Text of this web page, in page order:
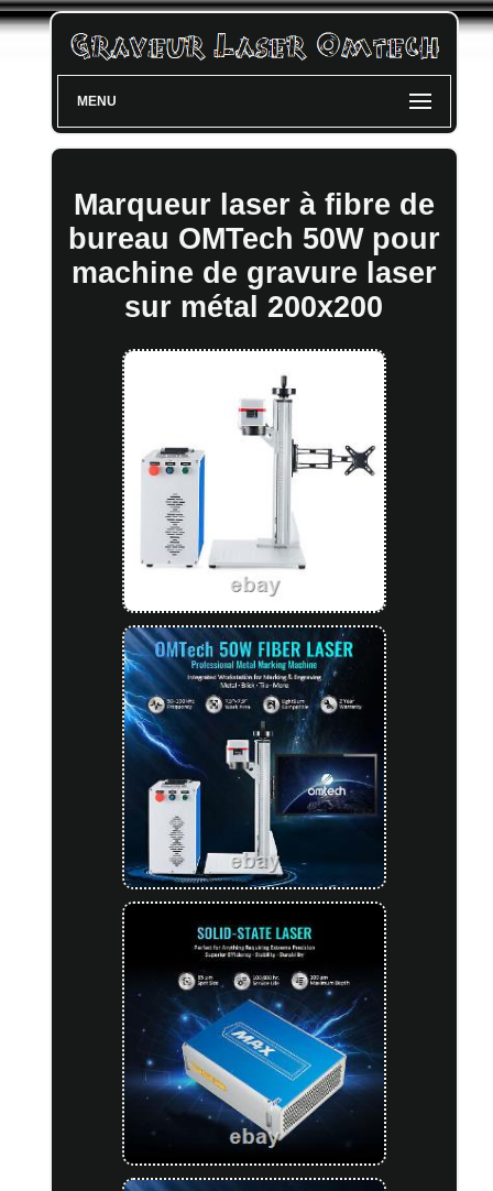
MENU
Marqueur laser à fibre de
bureau OMTech 50W pour
machine de gravure laser
sur métal 200x200